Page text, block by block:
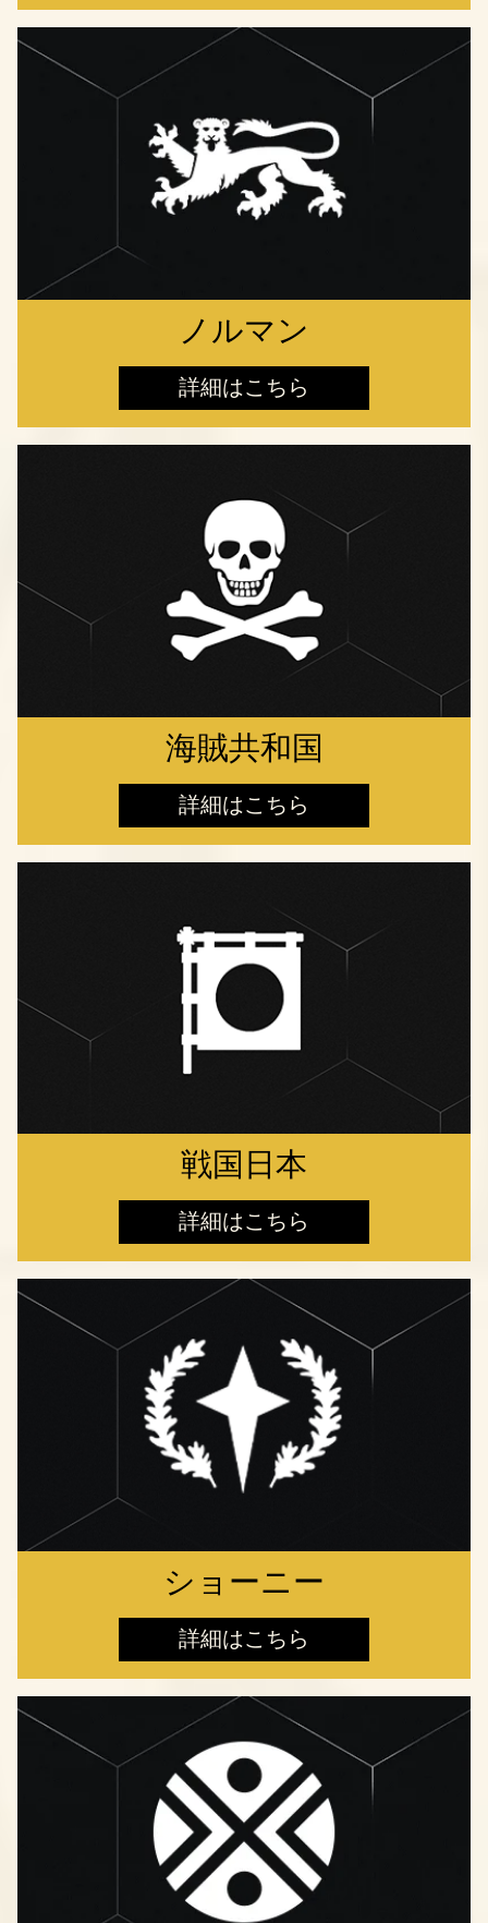
ノルマン
詳細はこちら
海賊共和国
詳細はこちら
戦国日本
詳細はこちら
ショーニー
詳細はこちら